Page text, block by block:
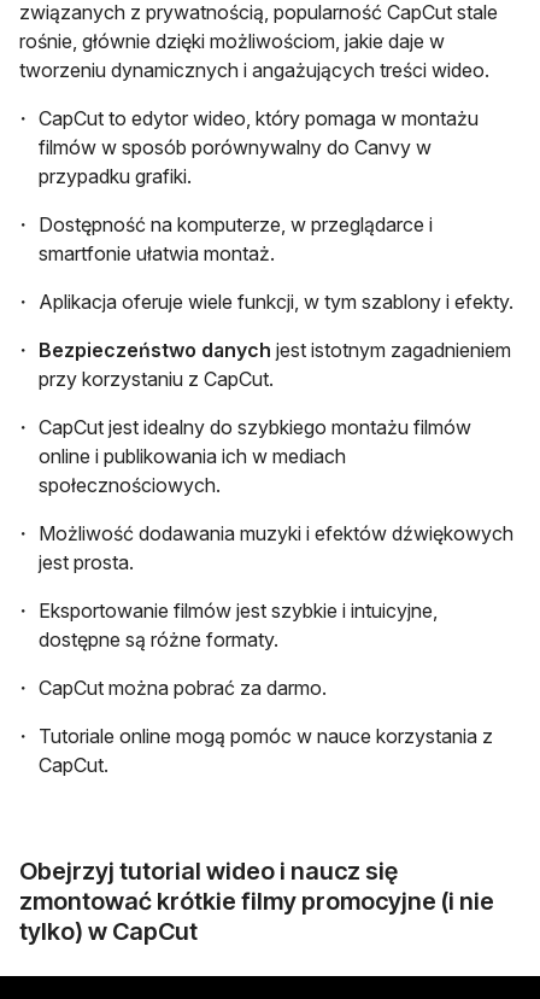
związanych z prywatnością, popularność CapCut stale
rośnie, głównie dzięki możliwościom, jakie daje w
tworzeniu dynamicznych i angażujących treści wideo.
CapCut to edytor wideo, który pomaga w montażu
filmów w sposób porównywalny do Canvy w
przypadku grafiki.
Dostępność na komputerze, w przeglądarce i
smartfonie ułatwia montaż.
Aplikacja oferuje wiele funkcji, w tym szablony i efekty.
Bezpieczeństwo danych jest istotnym zagadnieniem
przy korzystaniu z CapCut.
CapCut jest idealny do szybkiego montażu filmów
online i publikowania ich w mediach
społecznościowych.
Możliwość dodawania muzyki i efektów dźwiękowych
jest prosta.
Eksportowanie filmów jest szybkie i intuicyjne,
dostępne są różne formaty.
CapCut można pobrać za darmo.
Tutoriale online mogą pomóc w nauce korzystania z
CapCut.
Obejrzyj tutorial wideo i naucz się
zmontować krótkie filmy promocyjne (i nie
tylko) w CapCut